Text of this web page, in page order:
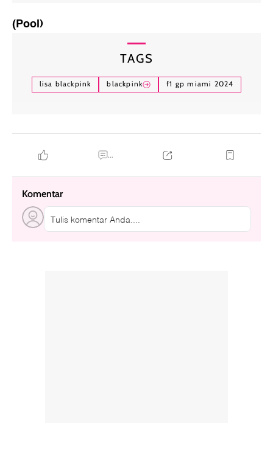
(Pool)
TAGS
lisa blackpink blackpink f1 gp miami 2024
...
Komentar
Tulis komentar Anda....